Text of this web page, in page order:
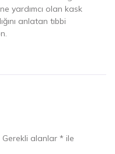
Gerekli alanlar * ile